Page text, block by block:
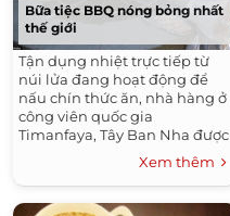
Bữa tiệc BBQ nóng bỏng nhất
thế giới
Tận dụng nhiệt trực tiếp từ
núi lửa đang hoạt động để
nấu chín thức ăn, nhà hàng ở
công viên quốc gia
Timanfaya, Tây Ban Nha được
xem là nơi thú vị để ghé đến.
Xem thêm